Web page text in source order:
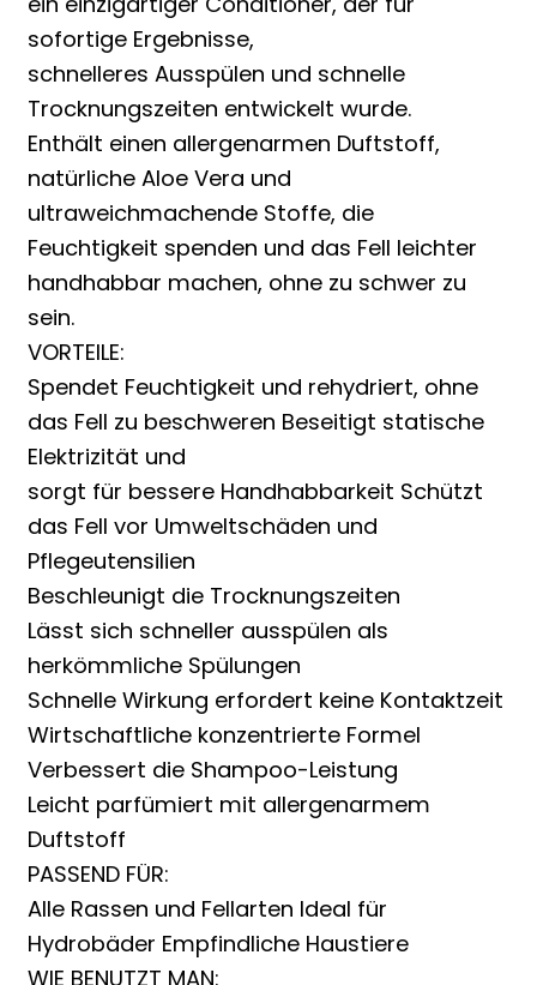
sofortige Ergebnisse,
schnelleres Ausspülen und schnelle
Trocknungszeiten entwickelt wurde.
Enthält einen allergenarmen Duftstoff,
natürliche Aloe Vera und
ultraweichmachende Stoffe, die
Feuchtigkeit spenden und das Fell leichter
handhabbar machen, ohne zu schwer zu
sein.
VORTEILE:
Spendet Feuchtigkeit und rehydriert, ohne
das Fell zu beschweren Beseitigt statische
Elektrizität und
sorgt für bessere Handhabbarkeit Schützt
das Fell vor Umweltschäden und
Pflegeutensilien
Beschleunigt die Trocknungszeiten
Lässt sich schneller ausspülen als
herkömmliche Spülungen
Schnelle Wirkung erfordert keine Kontaktzeit
Wirtschaftliche konzentrierte Formel
Verbessert die Shampoo-Leistung
Leicht parfümiert mit allergenarmem
Duftstoff
PASSEND FÜR:
Alle Rassen und Fellarten Ideal für
Hydrobäder Empfindliche Haustiere
WIE BENUTZT MAN: